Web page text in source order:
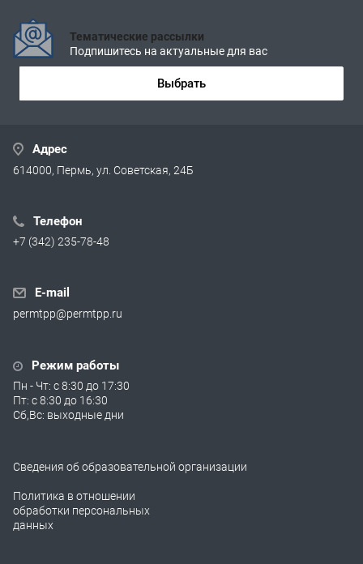
Тематические рассылки
Подпишитесь на актуальные для вас
Выбрать
Адрес
614000, Пермь, ул. Советская, 24Б
Телефон
+7 (342) 235-78-48
E-mail
permtpp@permtpp.ru
Режим работы
Пн - Чт: с 8:30 до 17:30
Пт: с 8:30 до 16:30
Сб,Вс: выходные дни
Сведения об образовательной организации
Политика в отношении
обработки персональных
данных